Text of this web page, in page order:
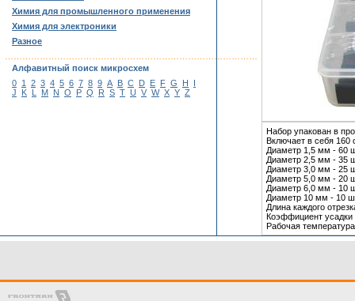
Химия для промышленного применения
Химия для электроники
Разное
Алфавитный поиск микросхем
0 1 2 3 4 5 6 7 8 9 A B C D E F G H
I
J
K L M N O P Q R S T U V W X Y Z
Набор упакован в
Включает в себя 160
Диаметр 1,5 мм - 60
Диаметр 2,5 мм - 35
Диаметр 3,0 мм - 25
Диаметр 5,0 мм - 20
Диаметр 6,0 мм - 10
Диаметр 10 мм - 10
Длина каждого
Коэффициент усадки
Рабочая